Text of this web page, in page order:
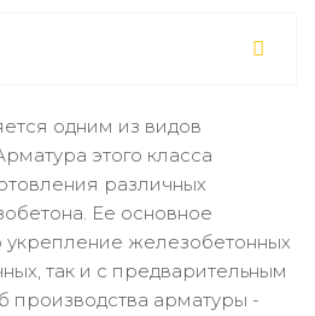
одним из видов
этого класса
различных
Ее основное
укрепление железобетонных
так и с предварительным
арматуры -